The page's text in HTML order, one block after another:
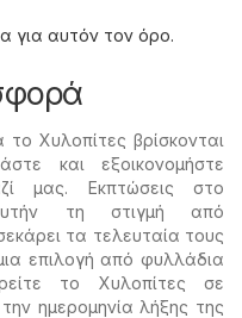
για αυτόν τον όρο.
Χυλοπίτες βρίσκονται
και εξοικονομήστε
μας. Εκπτώσεις στο
τη στιγμή από
τα τελευταία τους
επιλογή από φυλλάδια
το Χυλοπίτες σε
ημερομηνία λήξης της